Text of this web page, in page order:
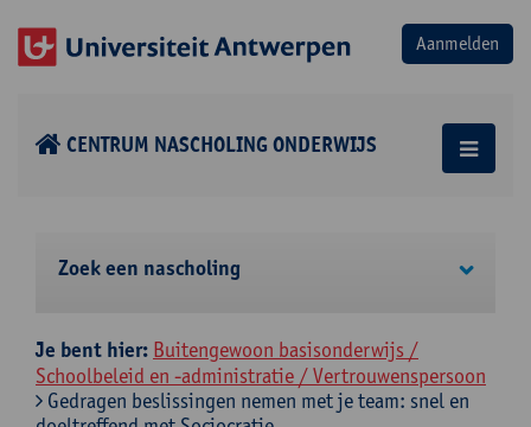
CENTRUM NASCHOLING ONDERWIJS
Zoek een nascholing
Je bent hier: Buitengewoon basisonderwijs /
Schoolbeleid en -administratie / Vertrouwenspersoon
Gedragen beslissingen nemen met je team: snel en